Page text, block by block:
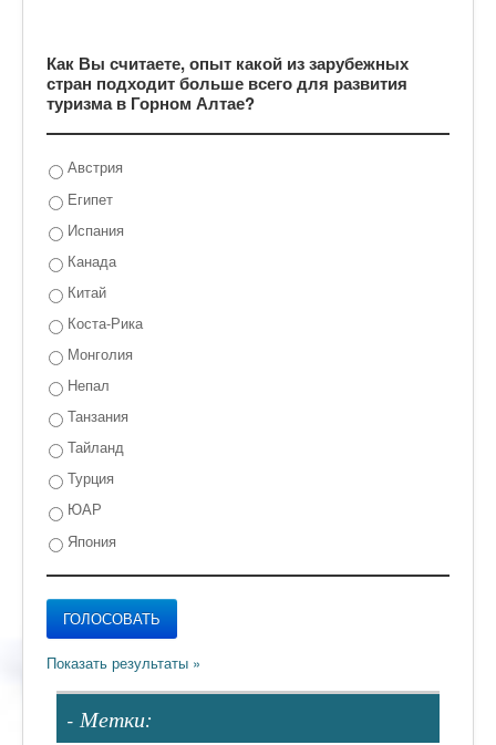
Как Вы считаете, опыт какой из зарубежных
стран подходит больше всего для развития
туризма в Горном Алтае?
Австрия
Египет
Испания
Канада
Китай
Коста-Рика
Монголия
Непал
Танзания
Тайланд
Турция
ЮАР
Япония
- Метки: